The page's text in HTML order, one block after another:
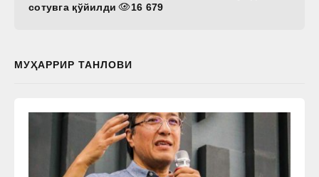
сотувга қўйилди
16 679
МУҲАРРИР ТАНЛОВИ